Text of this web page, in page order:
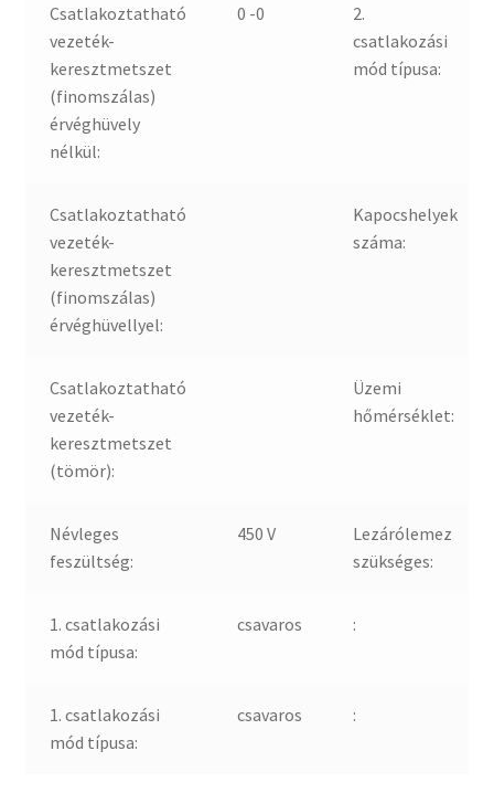
Csatlakoztatható
vezeték-
keresztmetszet
(finomszálas)
érvéghüvely
nélkül:
0 -0
2.
csatlakozási
mód típusa:
Csatlakoztatható
vezeték-
keresztmetszet
(finomszálas)
érvéghüvellyel:
Kapocshelyek
száma:
Csatlakoztatható
vezeték-
keresztmetszet
(tömör):
Üzemi
hőmérséklet:
Névleges
feszültség:
450 V
Lezárólemez
szükséges:
1. csatlakozási
mód típusa:
csavaros :
1. csatlakozási
mód típusa:
csavaros :